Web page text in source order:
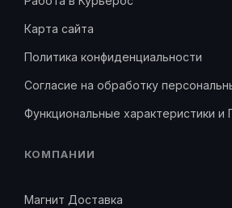
Карта сайта
Политика конфиденциальности
Согласие на обработку
Функциональные характеристики и
КОМПАНИИ
Магнит Доставка